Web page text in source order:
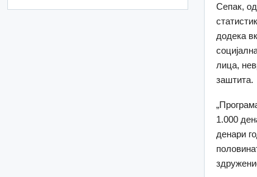
Сепак,
додека
лица,
заштита.
1.000
денари